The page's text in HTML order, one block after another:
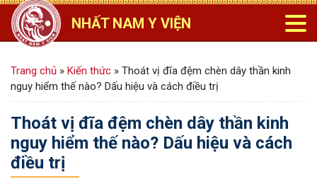
NHẤT NAM Y VIỆN
Trang chủ » Kiến thức » Thoát vị đĩa đệm chèn dây thần kinh
nguy hiểm thế nào? Dấu hiệu và cách điều trị
Thoát vị đĩa đệm chèn dây thần kinh
nguy hiểm thế nào? Dấu hiệu và cách
điều trị